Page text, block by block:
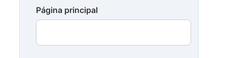
Página principal